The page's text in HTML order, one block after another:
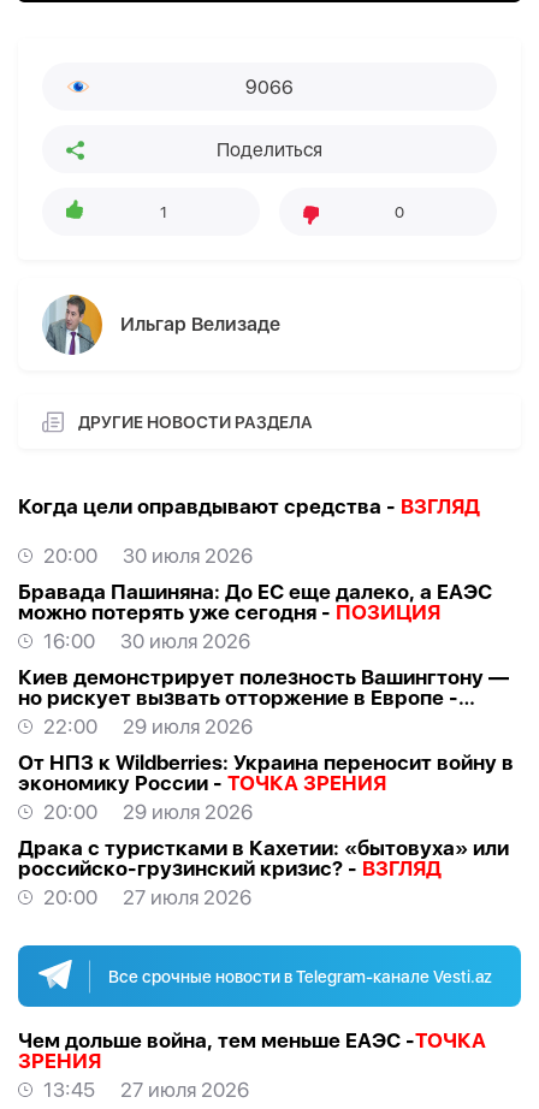
9066
Поделиться
1 0
Ильгар Велизаде
ДРУГИЕ НОВОСТИ РАЗДЕЛА
Когда цели оправдывают средства - ВЗГЛЯД
20:00
30 июля 2026
Бравада Пашиняна: До ЕС еще далеко, а ЕАЭС
можно потерять уже сегодня - ПОЗИЦИЯ
16:00
30 июля 2026
Киев демонстрирует полезность Вашингтону —
но рискует вызвать отторжение в Европе -
ВЗГЛЯД
22:00
29 июля 2026
От НПЗ к Wildberries: Украина переносит войну в
экономику России - ТОЧКА ЗРЕНИЯ
20:00
29 июля 2026
Драка с туристками в Кахетии: «бытовуха» или
российско-грузинский кризис? - ВЗГЛЯД
20:00
27 июля 2026
Все срочные новости в Telegram-канале Vesti.az
Чем дольше война, тем меньше ЕАЭС -ТОЧКА
ЗРЕНИЯ
13:45
27 июля 2026